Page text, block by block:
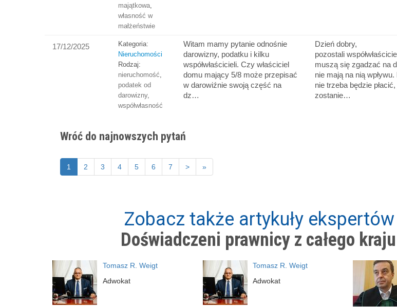
majątkowa,
własność w
małżeństwie
17/12/2025
Kategoria:
Nieruchomości
Rodzaj:
nieruchomość,
podatek od
darowizny,
współwłasność
Witam mamy pytanie odnośnie
darowizny, podatku i kilku
współwłaścicieli. Czy właściciel
domu mający 5/8 może przepisać
w darowiźnie swoją część na
dz…
Dzień dobry,
pozostali
muszą się zgadzać na
nie mają na nią
nie trzeba będzie
zostanie…
Wróć do najnowszych pytań
1 2 3 4 5 6 7 > »
Zobacz także artykuły
Doświadczeni prawnicy z całego
Tomasz R. Weigt
Adwokat
Tomasz R. Weigt
Adwokat